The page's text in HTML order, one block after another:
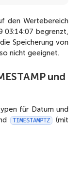
den Wertebereich
03:14:07 begrenzt,
Speicherung von
nicht geeignet.
und
für Datum und
TIMESTAMPTZ
(mit